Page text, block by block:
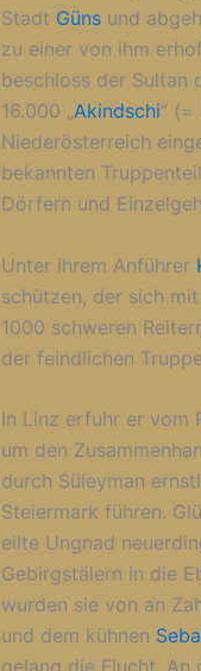
Stadt Güns und
zu einer von ihm
beschloss der Sultan
16.000 „Akindschi“
Niederösterreich
bekannten
Dörfern und
Unter ihrem Anführer
schützen, der sich
1000 schweren
der feindlichen
In Linz erfuhr er vom
um den
durch Süleyman
Steiermark führen.
eilte Ungnad
Gebirgstälern in die
wurden sie von an
und dem kühnen